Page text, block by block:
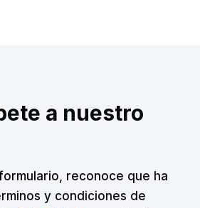
a nuestro
reconoce que ha
y condiciones de